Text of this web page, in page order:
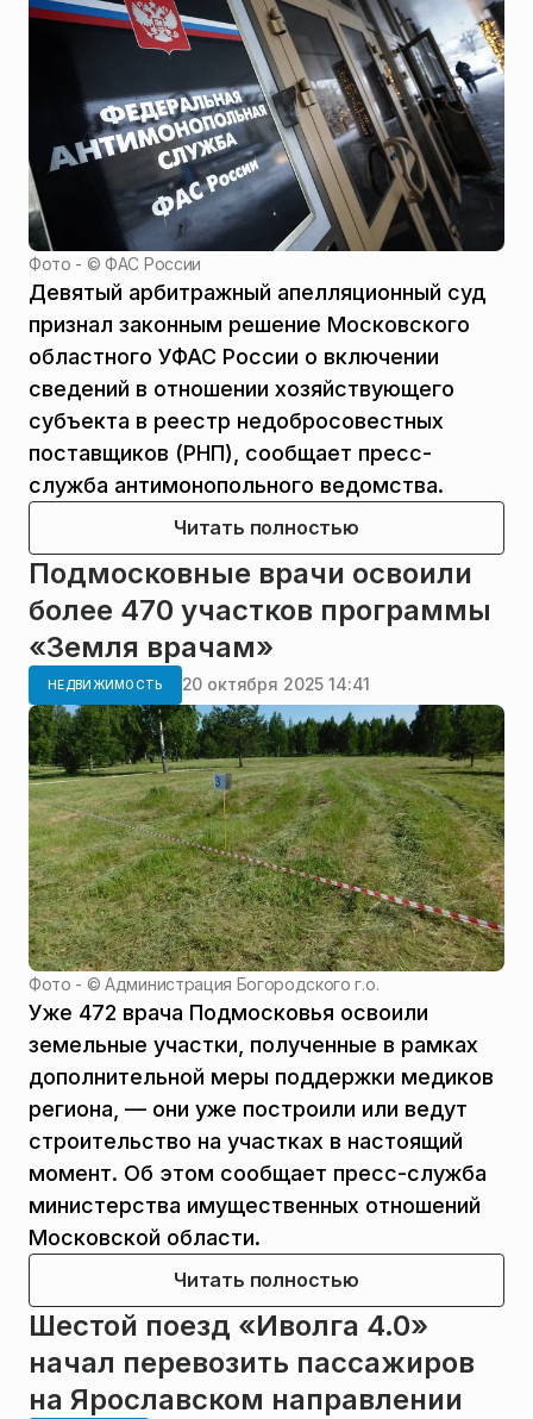
Фото - ©ФАС России
Девятый арбитражный апелляционный суд
признал законным решение Московского
областного УФАС России о включении
сведений в отношении хозяйствующего
субъекта в реестр недобросовестных
поставщиков (РНП), сообщает пресс-
служба антимонопольного ведомства.
Читать полностью
Подмосковные врачи освоили
более 470 участков программы
«Земля врачам»
НЕДВИЖИМОСТЬ 20 октября 2025 14:41
Фото - ©Администрация Богородского г.о.
Уже 472 врача Подмосковья освоили
земельные участки, полученные в рамках
дополнительной меры поддержки медиков
региона, — они уже построили или ведут
строительство на участках в настоящий
момент. Об этом сообщает пресс-служба
министерства имущественных отношений
Московской области.
Читать полностью
Шестой поезд «Иволга 4.0»
начал перевозить пассажиров
на Ярославском направлении